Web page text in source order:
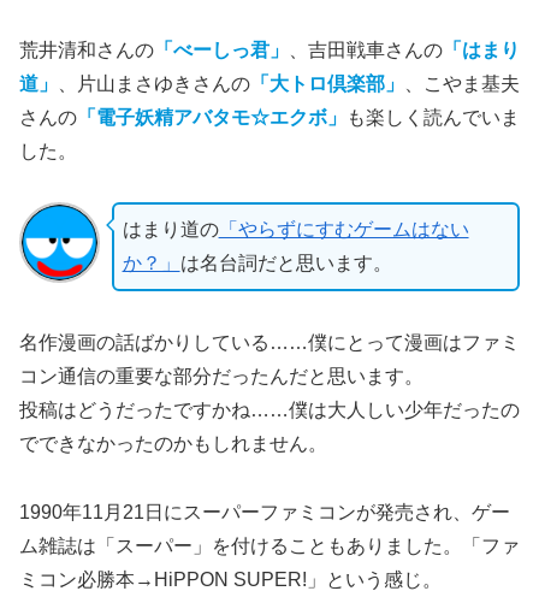
荒井清和さんの 「べーしっ君」 、吉田戦車さんの 「はまり
道」
、片山まさゆきさんの 「大トロ倶楽部」
、こやま基夫
さんの 「電子妖精アバタモ☆エクボ」
も楽しく読んでいま
した。
はまり道の「やらずにすむゲームはない
か？」 は名台詞だと思います。
名作漫画の話ばかりしている……僕にとって漫画はファミ
コン通信の重要な部分だったんだと思います。
投稿はどうだったですかね……僕は大人しい少年だったの
でできなかったのかもしれません。
1990年11月21日にスーパーファミコンが発売され、ゲー
ム雑誌は「スーパー」を付けることもありました。「ファ
ミコン必勝本→HiPPON SUPER!」という感じ。